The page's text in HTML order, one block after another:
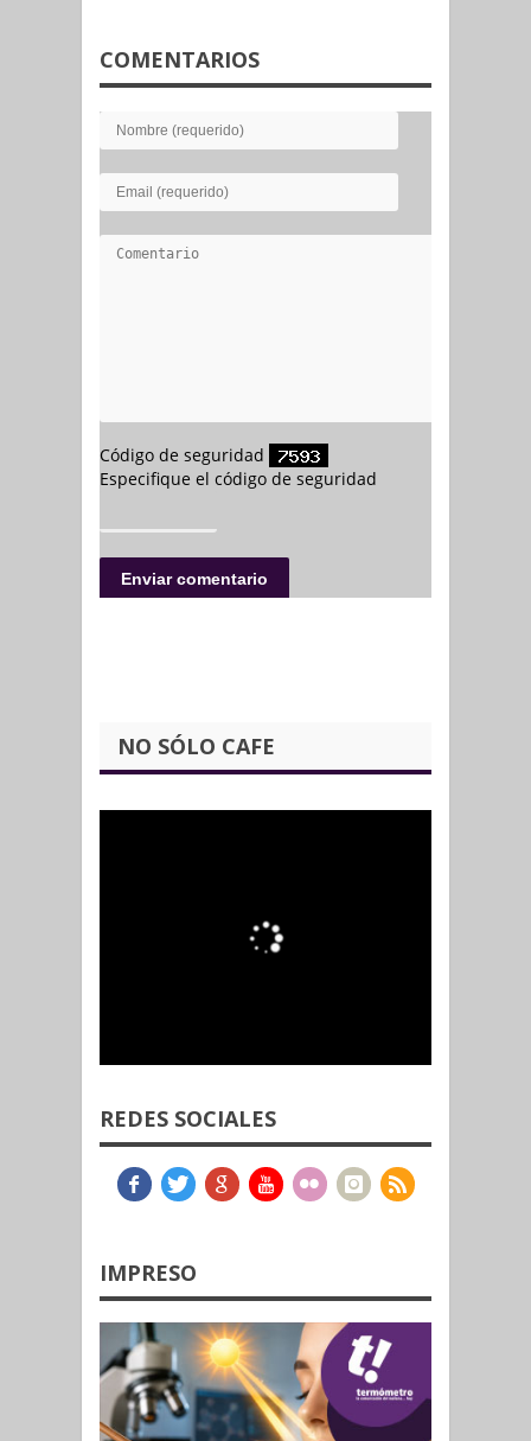
COMENTARIOS
NO SÓLO CAFE
REDES SOCIALES
IMPRESO